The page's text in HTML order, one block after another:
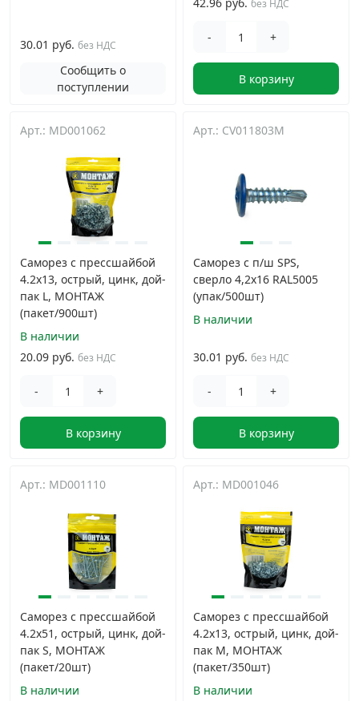
Перфорированный крепеж
Скобяные изделия и мебельная фурнитура
30.01 руб. без НДС
Сообщить о
поступлении
без НДС
- +
В корзину
Арт.: MD001062
Саморез с прессшайбой
4.2x13, острый, цинк, дой-
пак L, МОНТАЖ
(пакет/900шт)
В наличии
20.09 руб. без НДС
- +
В корзину
Арт.: CV011803M
Саморез с п/ш SPS,
сверло 4,2x16 RAL5005
(упак/500шт)
В наличии
30.01 руб. без НДС
- +
В корзину
Арт.: MD001110
Саморез с прессшайбой
4.2x51, острый, цинк, дой-
пак S, МОНТАЖ
(пакет/20шт)
В наличии
Арт.: MD001046
Саморез с прессшайбой
4.2x13, острый, цинк, дой-
пак M, МОНТАЖ
(пакет/350шт)
В наличии